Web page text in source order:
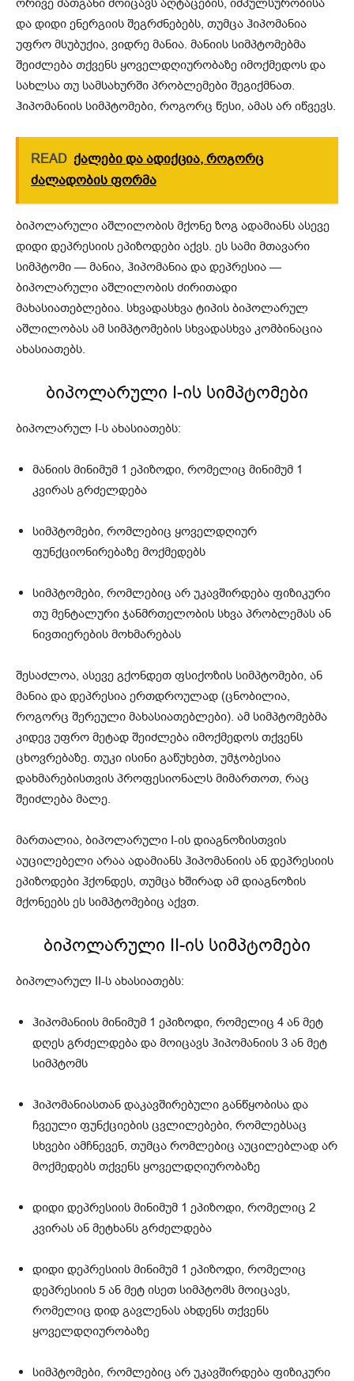
ორივე მათგანი მოიცავს აღტაცების, იმპულსურობისა
და დიდი ენერგიის შეგრძნებებს, თუმცა ჰიპომანია
უფრო მსუბუქია, ვიდრე მანია. მანიის სიმპტომებმა
შეიძლება თქვენს ყოველდღიურობაზე იმოქმედოს და
სახლსა თუ სამსახურში პრობლემები შეგიქმნათ.
ჰიპომანიის სიმპტომები, როგორც წესი, ამას არ იწვევს.
READ ქალები და ადიქცია, როგორც
ძალადობის ფორმა
ბიპოლარული აშლილობის მქონე ზოგ ადამიანს ასევე
დიდი დეპრესიის ეპიზოდები აქვს. ეს სამი მთავარი
სიმპტომი — მანია, ჰიპომანია და დეპრესია —
ბიპოლარული აშლილობის ძირითადი
მახასიათებლებია. სხვადასხვა ტიპის ბიპოლარულ
აშლილობას ამ სიმპტომების სხვადასხვა კომბინაცია
ახასიათებს.
ბიპოლარული I-ის სიმპტომები
ბიპოლარულ I-ს ახასიათებს:
მანიის მინიმუმ 1 ეპიზოდი, რომელიც მინიმუმ 1
კვირას გრძელდება
სიმპტომები, რომლებიც ყოველდღიურ
ფუნქციონირებაზე მოქმედებს
სიმპტომები, რომლებიც არ უკავშირდება ფიზიკური
თუ მენტალური ჯანმრთელობის სხვა პრობლემას ან
ნივთიერების მოხმარებას
შესაძლოა, ასევე გქონდეთ ფსიქოზის სიმპტომები, ან
მანია და დეპრესია ერთდროულად (ცნობილია,
როგორც შერეული მახასიათებლები). ამ სიმპტომებმა
კიდევ უფრო მეტად შეიძლება იმოქმედოს თქვენს
ცხოვრებაზე. თუკი ისინი გაწუხებთ, უმჯობესია
დახმარებისთვის პროფესიონალს მიმართოთ, რაც
შეიძლება მალე.
მართალია, ბიპოლარული I-ის დიაგნოზისთვის
აუცილებელი არაა ადამიანს ჰიპომანიის ან დეპრესიის
ეპიზოდები ჰქონდეს, თუმცა ხშირად ამ დიაგნოზის
მქონეებს ეს სიმპტომებიც აქვთ.
ბიპოლარული II-ის სიმპტომები
ბიპოლარულ II-ს ახასიათებს:
ჰიპომანიის მინიმუმ 1 ეპიზოდი, რომელიც 4 ან მეტ
დღეს გრძელდება და მოიცავს ჰიპომანიის 3 ან მეტ
სიმპტომს
ჰიპომანიასთან დაკავშირებული განწყობისა და
ჩვეული ფუნქციების ცვლილებები, რომლებსაც
სხვები ამჩნევენ, თუმცა რომლებიც აუცილებლად არ
მოქმედებს თქვენს ყოველდღიურობაზე
დიდი დეპრესიის მინიმუმ 1 ეპიზოდი, რომელიც 2
კვირას ან მეტხანს გრძელდება
დიდი დეპრესიის მინიმუმ 1 ეპიზოდი, რომელიც
დეპრესიის 5 ან მეტ ისეთ სიმპტომს მოიცავს,
რომელიც დიდ გავლენას ახდენს თქვენს
ყოველდღიურობაზე
სიმპტომები, რომლებიც არ უკავშირდება ფიზიკური